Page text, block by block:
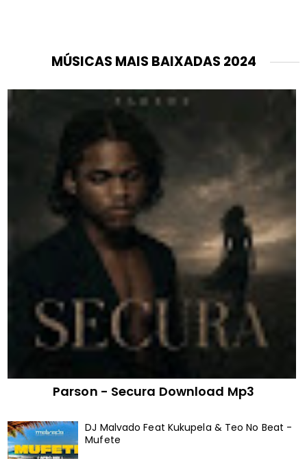
MÚSICAS MAIS BAIXADAS 2024
Parson - Secura Download Mp3
DJ Malvado Feat Kukupela & Teo No Beat -
Mufete